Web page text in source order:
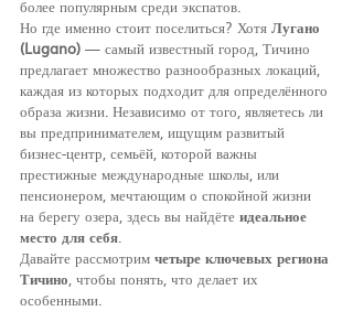
более популярным среди экспатов.
Но где именно стоит поселиться? Хотя Лугано
(Lugano) — самый известный город, Тичино
предлагает множество разнообразных локаций,
каждая из которых подходит для определённого
образа жизни. Независимо от того, являетесь ли
вы предпринимателем, ищущим развитый
бизнес-центр, семьёй, которой важны
престижные международные школы, или
пенсионером, мечтающим о спокойной жизни
на берегу озера, здесь вы найдёте идеальное
место для себя.
Давайте рассмотрим четыре ключевых региона
Тичино, чтобы понять, что делает их
особенными.